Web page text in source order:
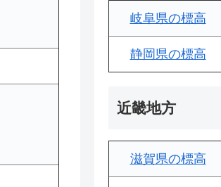
岐阜県の標高
静岡県の標高
近畿地方
滋賀県の標高